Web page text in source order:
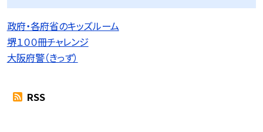
政府・各府省のキッズルーム
堺１００冊チャレンジ
大阪府警（きっず）
RSS